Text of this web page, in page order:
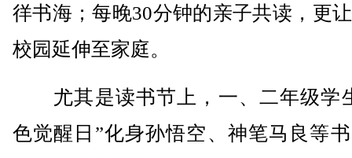
徉书海；每晚30分钟的亲子共读，更
校园延伸至家庭。
尤其是读书节上，一、二年级学
色觉醒日”化身孙悟空、神笔马良等